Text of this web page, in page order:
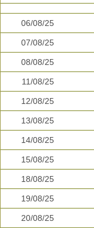
06/08/25
07/08/25
08/08/25
11/08/25
12/08/25
13/08/25
14/08/25
15/08/25
18/08/25
19/08/25
20/08/25